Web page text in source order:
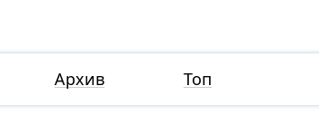
Архив Топ